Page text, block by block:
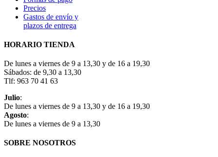
Precios
Gastos de envío y
plazos de entrega
HORARIO TIENDA
De lunes a viernes de 9 a 13,30 y de 16 a 19,30
Sábados: de 9,30 a 13,30
Tlf: 963 70 41 63
Julio:
De lunes a viernes de 9 a 13,30 y de 16 a 19,30
Agosto:
De lunes a viernes de 9 a 13,30
SOBRE NOSOTROS